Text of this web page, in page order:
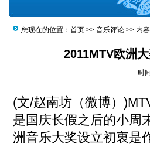
您现在的位置： 首页 >> 音乐评论 >> 内容
2011MTV欧洲
时
(文/赵南坊（微博）
是国庆长假之后的小周
洲音乐大奖设立初衷是